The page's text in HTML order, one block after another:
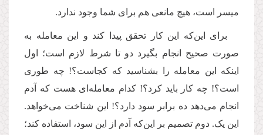
میسر است، هیچ مانعی هم برای شما وجود ندارد.
برای این‌که این کار تحقق پیدا کند و این معامله به
صورت صحیح انجام بگیرد دو تا شرط لازم است؛ اول
اینکه این معامله را بشناسید که کجاست؟! چه طوری
است؟! چه کار باید کرد؟! کدام معامله‌ای هست که آدم
انجام می‌دهد ده برابر سود دارد؟! این شناخت می‌خواهد.
این یک. دوم تصمیم بر این‌که آدم از این سود، استفاده کند؛